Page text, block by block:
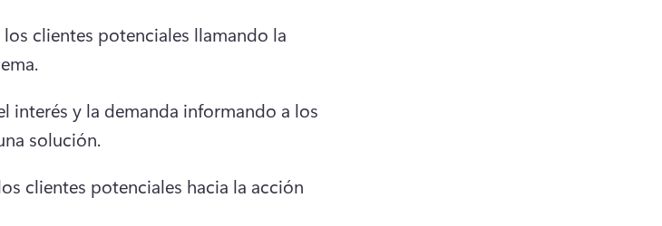
clientes potenciales llamando la
interés y la demanda informando a los
solución.
clientes potenciales hacia la acción